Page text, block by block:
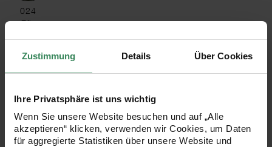
Zustimmung Details Über Cookies
Ihre Privatsphäre ist uns wichtig
Wenn Sie unsere Website besuchen und auf „Alle
akzeptieren“ klicken, verwenden wir Cookies, um Daten
für aggregierte Statistiken über unsere Website und
024 Oliv
024
Oliv
Grün